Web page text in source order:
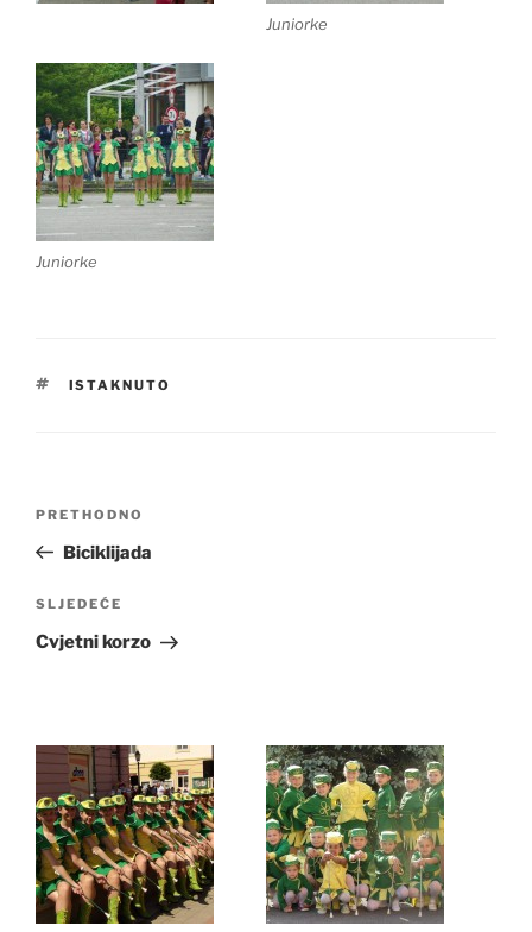
Juniorke
Juniorke
OZNAKE
ISTAKNUTO
Prethodna
objava
PRETHODNO
Biciklijada
Sljedeća
objava
SLJEDEĆE
Cvjetni korzo